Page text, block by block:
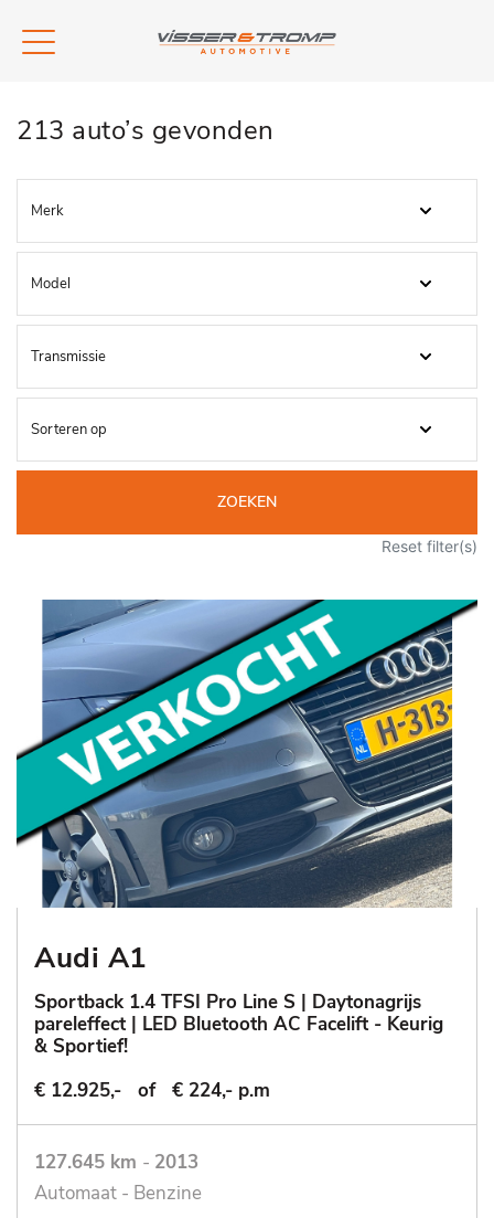
213 auto’s gevonden
ZOEKEN
Reset filter(s)
Audi A1
Sportback 1.4 TFSI Pro Line S | Daytonagrijs
pareleffect | LED Bluetooth AC Facelift - Keurig
& Sportief!
€ 12.925,-
of € 224,- p.m
127.645 km - 2013
Automaat - Benzine